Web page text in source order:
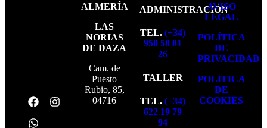
ALMERÍA
LAS
NORIAS
DE DAZA
Cam. de
Puesto
Rubio, 85,
04716
ADMINISTRACIÓN
TEL. (+34)
950 58 81
26
TALLER
TEL. (+34)
622 19 79
94
AVISO
LEGAL
POLÍTICA
DE
PRIVACIDAD
POLÍTICA
DE
COOKIES